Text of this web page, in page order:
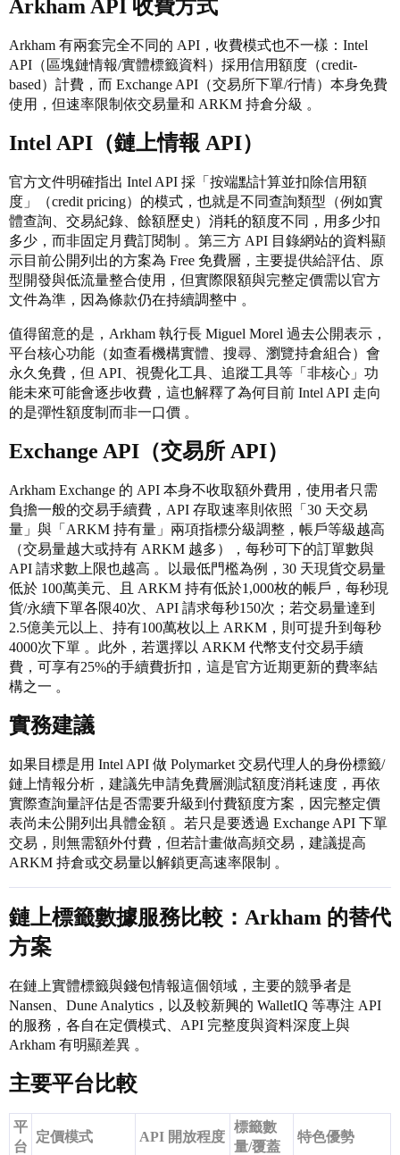
Arkham API 收費方式
Arkham 有兩套完全不同的 API，收費模式也不一樣：Intel
API（區塊鏈情報/實體標籤資料）採用信用額度（credit-
based）計費，而 Exchange API（交易所下單/行情）本身免費
使用，但速率限制依交易量和 ARKM 持倉分級 。
Intel API（鏈上情報 API）
官方文件明確指出 Intel API 採「按端點計算並扣除信用額
度」（credit pricing）的模式，也就是不同查詢類型（例如實
體查詢、交易紀錄、餘額歷史）消耗的額度不同，用多少扣
多少，而非固定月費訂閱制 。第三方 API 目錄網站的資料顯
示目前公開列出的方案為 Free 免費層，主要提供給評估、原
型開發與低流量整合使用，但實際限額與完整定價需以官方
文件為準，因為條款仍在持續調整中 。
值得留意的是，Arkham 執行長 Miguel Morel 過去公開表示，
平台核心功能（如查看機構實體、搜尋、瀏覽持倉組合）會
永久免費，但 API、視覺化工具、追蹤工具等「非核心」功
能未來可能會逐步收費，這也解釋了為何目前 Intel API 走向
的是彈性額度制而非一口價 。
Exchange API（交易所 API）
Arkham Exchange 的 API 本身不收取額外費用，使用者只需
負擔一般的交易手續費，API 存取速率則依照「30 天交易
量」與「ARKM 持有量」兩項指標分級調整，帳戶等級越高
（交易量越大或持有 ARKM 越多），每秒可下的訂單數與
API 請求數上限也越高 。以最低門檻為例，30 天現貨交易量
低於 100萬美元、且 ARKM 持有低於1,000枚的帳戶，每秒現
貨/永續下單各限40次、API 請求每秒150次；若交易量達到
2.5億美元以上、持有100萬枚以上 ARKM，則可提升到每秒
4000次下單 。此外，若選擇以 ARKM 代幣支付交易手續
費，可享有25%的手續費折扣，這是官方近期更新的費率結
構之一 。
實務建議
如果目標是用 Intel API 做 Polymarket 交易代理人的身份標籤/
鏈上情報分析，建議先申請免費層測試額度消耗速度，再依
實際查詢量評估是否需要升級到付費額度方案，因完整定價
表尚未公開列出具體金額 。若只是要透過 Exchange API 下單
交易，則無需額外付費，但若計畫做高頻交易，建議提高
ARKM 持倉或交易量以解鎖更高速率限制 。
鏈上標籤數據服務比較：Arkham 的替代
方案
在鏈上實體標籤與錢包情報這個領域，主要的競爭者是
Nansen、Dune Analytics，以及較新興的 WalletIQ 等專注 API
的服務，各自在定價模式、API 完整度與資料深度上與
Arkham 有明顯差異 。
主要平台比較
平
台
定價模式 API 開放程度
標籤數
量/覆蓋
特色優勢